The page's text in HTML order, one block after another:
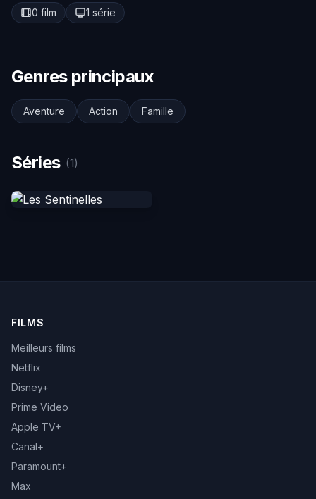
0 film 1 série
Genres principaux
Aventure Action Famille
Séries (1)
FILMS
Meilleurs films
Netflix
Disney+
Prime Video
Apple TV+
Canal+
Paramount+
Max